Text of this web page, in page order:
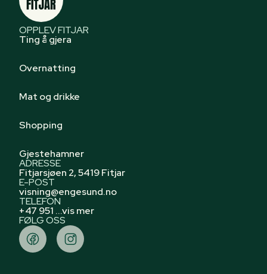
OPPLEV FITJAR
Ting å gjera
Overnatting
Mat og drikke
Shopping
Gjestehamner
ADRESSE
Fitjarsjøen 2, 5419 Fitjar
E-POST
visning@engesund.no
TELEFON
+47 951 ...vis mer
FØLG OSS